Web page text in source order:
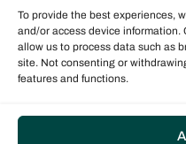
To provide the best experiences,
and/or access device
allow us to process data such as
site. Not consenting or
features and functions.
Vous
définition de vos
du chantier naval
optimiser la